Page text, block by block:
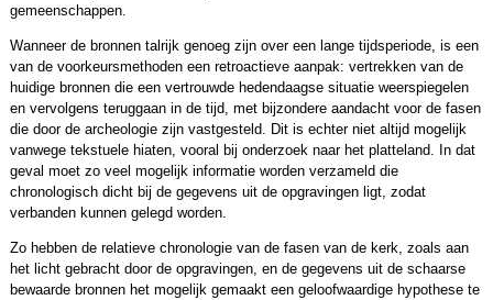
gemeenschappen.
Wanneer de bronnen talrijk genoeg zijn over een lange tijdsperiode, is een
van de voorkeursmethoden een retroactieve aanpak: vertrekken van de
huidige bronnen die een vertrouwde hedendaagse situatie weerspiegelen
en vervolgens teruggaan in de tijd, met bijzondere aandacht voor de fasen
die door de archeologie zijn vastgesteld. Dit is echter niet altijd mogelijk
vanwege tekstuele hiaten, vooral bij onderzoek naar het platteland. In dat
geval moet zo veel mogelijk informatie worden verzameld die
chronologisch dicht bij de gegevens uit de opgravingen ligt, zodat
verbanden kunnen gelegd worden.
Zo hebben de relatieve chronologie van de fasen van de kerk, zoals aan
het licht gebracht door de opgravingen, en de gegevens uit de schaarse
bewaarde bronnen het mogelijk gemaakt een geloofwaardige hypothese te